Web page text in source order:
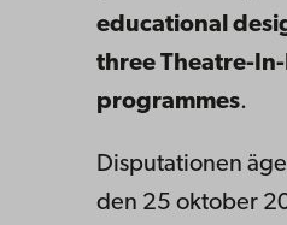
educational
three Theatre-
programmes.
Disputationen
den 25 oktober